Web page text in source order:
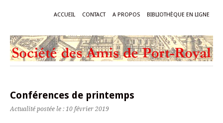
ACCUEIL CONTACT A PROPOS BIBLIOTHÈQUE EN LIGNE
Conférences de printemps
Actualité postée le : 10 février 2019